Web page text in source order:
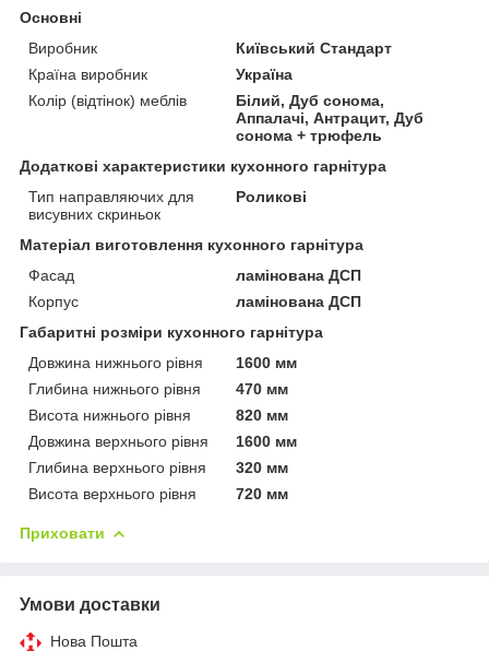
Основні
Виробник
Київський Стандарт
Країна виробник
Україна
Колір (відтінок) меблів
Білий, Дуб сонома,
Аппалачі, Антрацит, Дуб
сонома + трюфель
Додаткові характеристики кухонного гарнітура
Тип направляючих для
висувних скриньок
Роликові
Матеріал виготовлення кухонного гарнітура
Фасад
ламінована ДСП
Корпус
ламінована ДСП
Габаритні розміри кухонного гарнітура
Довжина нижнього рівня
1600 мм
Глибина нижнього рівня
470 мм
Висота нижнього рівня
820 мм
Довжина верхнього рівня
1600 мм
Глибина верхнього рівня
320 мм
Висота верхнього рівня
720 мм
Приховати
Умови доставки
Нова Пошта